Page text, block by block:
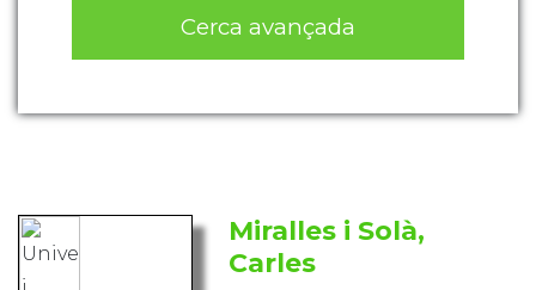
Cerca avançada
Miralles i Solà,
Carles